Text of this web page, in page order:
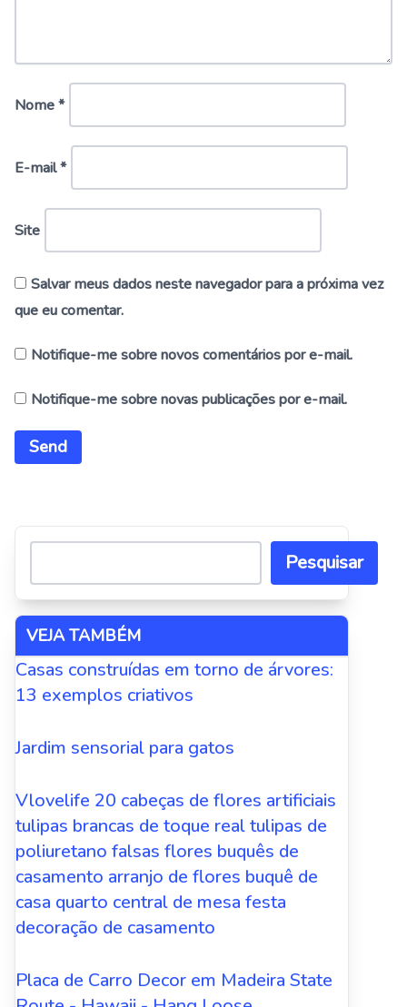
Nome*
E-mail*
Site
Salvar meus dados neste navegador para a próxima vez
que eu comentar.
Notifique-me sobre novos comentários por e-mail.
Notifique-me sobre novas publicações por e-mail.
Pesquisar
VEJA TAMBÉM
Casas construídas em torno de árvores:
13 exemplos criativos
Jardim sensorial para gatos
Vlovelife 20 cabeças de flores artificiais
tulipas brancas de toque real tulipas de
poliuretano falsas flores buquês de
casamento arranjo de flores buquê de
casa quarto central de mesa festa
decoração de casamento
Placa de Carro Decor em Madeira State